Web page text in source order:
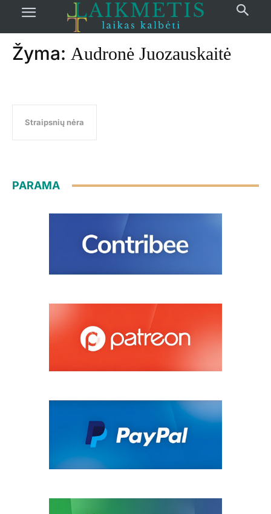
žymos Audronė Juozauskaitė
Žyma: Audronė Juozauskaitė
Straipsnių nėra
PARAMA